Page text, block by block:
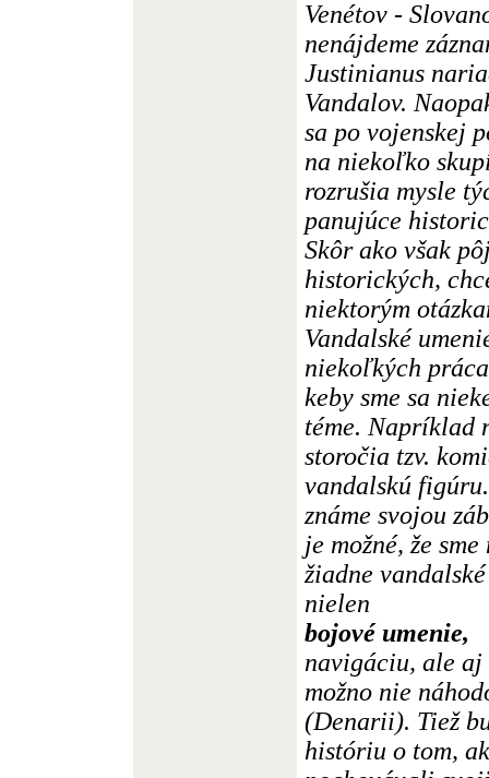
Venétov -
nenájdeme
Justinianus
Vandalov.
sa po vojenskej
na niekoľko
rozrušia mysle
panujúce
Skôr ako však
historických,
niektorým
Vandalské
niekoľkých
keby sme sa
téme. Napríklad
storočia tzv.
vandalskú
známe svojou
je možné, že
žiadne
nielen
bojové umenie,
navigáciu, ale
možno nie
(Denarii). Tiež
históriu o tom,